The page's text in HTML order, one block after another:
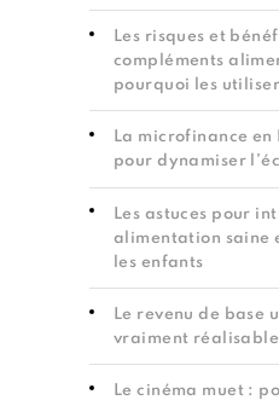
Les risques et
compléments
pourquoi les utiliser
La microfinance en
pour dynamiser
Les astuces pour
alimentation saine
les enfants
Le revenu de base
vraiment réalisable
Le cinéma muet :